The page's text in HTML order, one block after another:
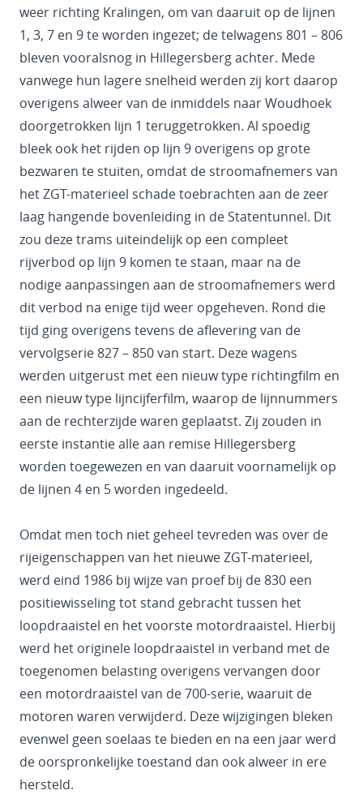
weer richting Kralingen, om van daaruit op de lijnen
1, 3, 7 en 9 te worden ingezet; de telwagens 801 – 806
bleven vooralsnog in Hillegersberg achter. Mede
vanwege hun lagere snelheid werden zij kort daarop
overigens alweer van de inmiddels naar Woudhoek
doorgetrokken lijn 1 teruggetrokken. Al spoedig
bleek ook het rijden op lijn 9 overigens op grote
bezwaren te stuiten, omdat de stroomafnemers van
het ZGT-materieel schade toebrachten aan de zeer
laag hangende bovenleiding in de Statentunnel. Dit
zou deze trams uiteindelijk op een compleet
rijverbod op lijn 9 komen te staan, maar na de
nodige aanpassingen aan de stroomafnemers werd
dit verbod na enige tijd weer opgeheven. Rond die
tijd ging overigens tevens de aflevering van de
vervolgserie 827 – 850 van start. Deze wagens
werden uitgerust met een nieuw type richtingfilm en
een nieuw type lijncijferfilm, waarop de lijnnummers
aan de rechterzijde waren geplaatst. Zij zouden in
eerste instantie alle aan remise Hillegersberg
worden toegewezen en van daaruit voornamelijk op
de lijnen 4 en 5 worden ingedeeld.
Omdat men toch niet geheel tevreden was over de
rijeigenschappen van het nieuwe ZGT-materieel,
werd eind 1986 bij wijze van proef bij de 830 een
positiewisseling tot stand gebracht tussen het
loopdraaistel en het voorste motordraaistel. Hierbij
werd het originele loopdraaistel in verband met de
toegenomen belasting overigens vervangen door
een motordraaistel van de 700-serie, waaruit de
motoren waren verwijderd. Deze wijzigingen bleken
evenwel geen soelaas te bieden en na een jaar werd
de oorspronkelijke toestand dan ook alweer in ere
hersteld.